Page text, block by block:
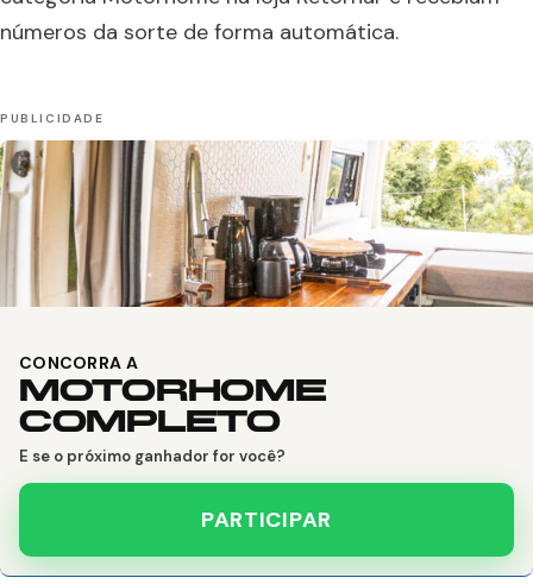
números da sorte de forma automática.
CONCORRA A
MOTORHOME
COMPLETO
E se o próximo ganhador for você?
PARTICIPAR